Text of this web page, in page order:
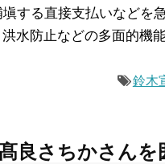
する直接支払いなどを
水防止などの多面的機
鈴木
良さちかさんを